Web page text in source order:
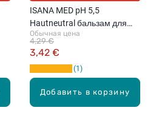
Добавить в корзину
ISANA MED pH 5,5
Hautneutral бальзам для
тела для чувствительной
кожи, 250мл
Обычная цена
3,42 €
4,29 €
1